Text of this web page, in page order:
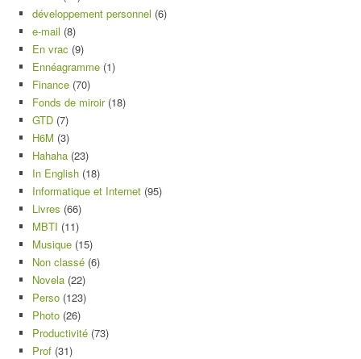
développement personnel (6)
e-mail (8)
En vrac (9)
Ennéagramme (1)
Finance (70)
Fonds de miroir(18)
GTD (7)
H6M (3)
Hahaha (23)
In English (18)
Informatique et Internet (95)
Livres (66)
MBTI (11)
Musique (15)
Non classé (6)
Novela (22)
Perso (123)
Photo (26)
Productivité (73)
Prof (31)